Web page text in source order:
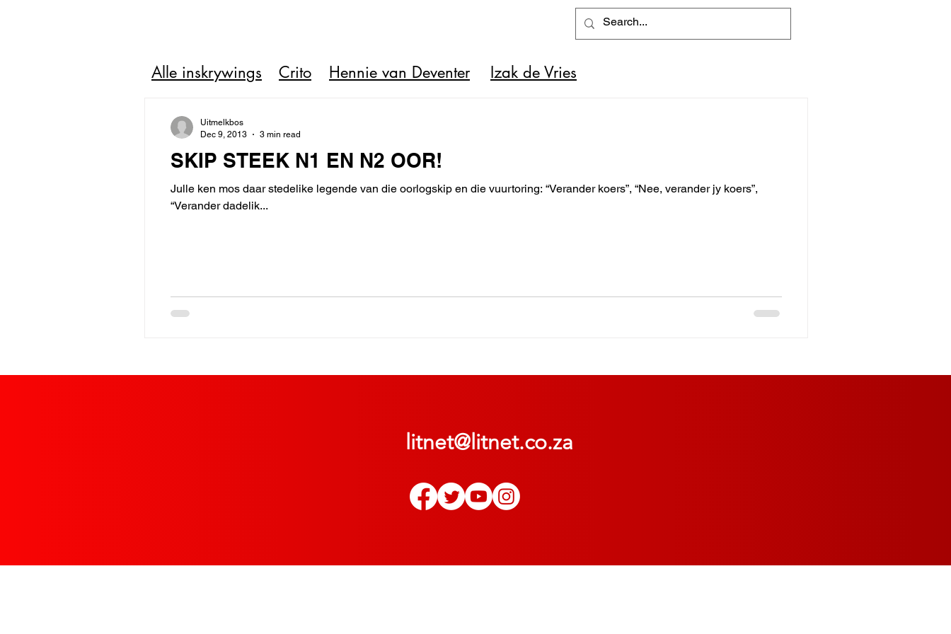
Alle inskrywings Crito Hennie van Deventer Izak de Vries
SKIP STEEK N1 EN N2 OOR!
Julle ken mos daar stedelike legende van die oorlogskip en die vuurtoring: “Verander koers”, “Nee, verander jy koers”,
“Verander dadelik...
Uitmelkbos
Dec 9, 2013
3 min read
litnet@litnet.co.za